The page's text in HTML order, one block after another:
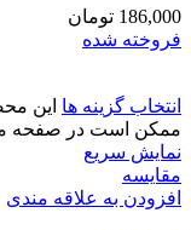
186,000 تومان
فروخته شده
انتخاب گزینه ها این
ممکن است در صفحه
نمایش سریع
مقايسه
افزودن به علاقه مندی